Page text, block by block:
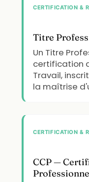
CERTIFICATION &
Titre
Un Titre
certification
Travail,
la maîtrise
CERTIFICATION &
CCP —